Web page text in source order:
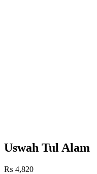
Uswah Tul Alam
₨ 4,820